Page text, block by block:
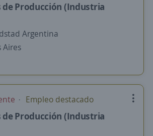
Producción (Industria
Argentina
Aires
Empleo destacado
Producción (Industria